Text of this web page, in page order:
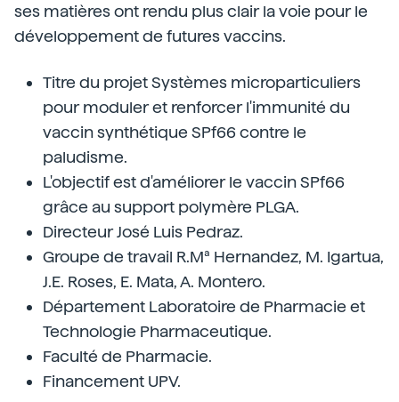
ses matières ont rendu plus clair la voie pour le
développement de futures vaccins.
Titre du projet Systèmes microparticuliers
pour moduler et renforcer l'immunité du
vaccin synthétique SPf66 contre le
paludisme.
L'objectif est d'améliorer le vaccin SPf66
grâce au support polymère PLGA.
Directeur José Luis Pedraz.
Groupe de travail R.Mª Hernandez, M. Igartua,
J.E. Roses, E. Mata, A. Montero.
Département Laboratoire de Pharmacie et
Technologie Pharmaceutique.
Faculté de Pharmacie.
Financement UPV.